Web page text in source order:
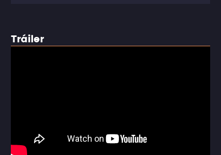
Tráiler